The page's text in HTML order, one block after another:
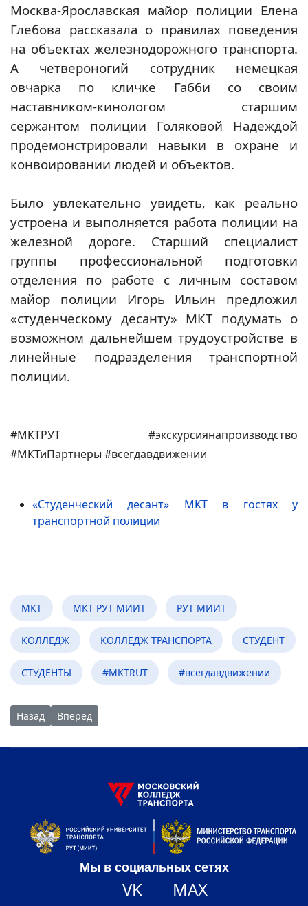
Москва-Ярославская майор полиции Елена
Глебова рассказала о правилах поведения
на объектах железнодорожного транспорта.
А четвероногий сотрудник немецкая
овчарка по кличке Габби со своим
наставником-кинологом старшим
сержантом полиции Голяковой Надеждой
продемонстрировали навыки в охране и
конвоировании людей и объектов.
Было увлекательно увидеть, как реально
устроена и выполняется работа полиции на
железной дороге. Старший специалист
группы профессиональной подготовки
отделения по работе с личным составом
майор полиции Игорь Ильин предложил
«студенческому десанту» МКТ подумать о
возможном дальнейшем трудоустройстве в
линейные подразделения транспортной
полиции.
#МКТРУТ #экскурсиянапроизводство
#МКТиПартнеры #всегдавдвижении
«Студенческий десант» МКТ в гостях у
транспортной полиции
МКТ МКТ РУТ МИИТ РУТ МИИТ
КОЛЛЕДЖ КОЛЛЕДЖ ТРАНСПОРТА СТУДЕНТ
СТУДЕНТЫ #MKTRUT #всегдавдвижении
Предыдущий: Студенты-заочники МКТ посетили Рижско-
Назад Следующий: Новогоднее поздравление
Вперед
Мы в социальных сетях
VK MAX